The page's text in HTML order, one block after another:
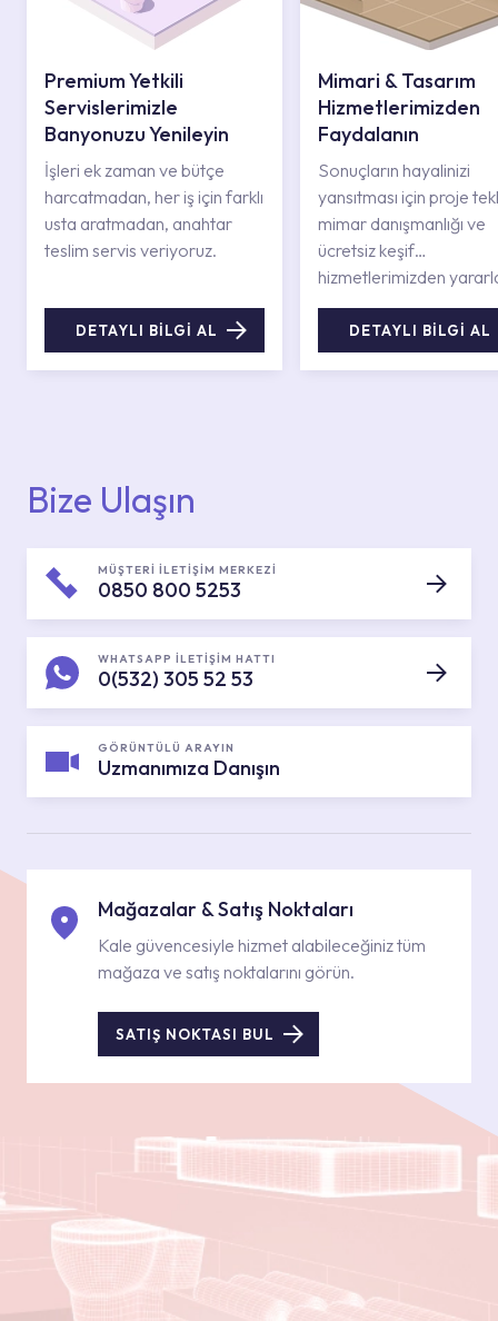
Premium Yetkili
Servislerimizle
Banyonuzu Yenileyin
İşleri ek zaman ve bütçe
harcatmadan, her iş için farklı
usta aratmadan, anahtar
teslim servis veriyoruz.
DETAYLI BİLGİ AL
Mimari & Tasarım
Hizmetlerimizden
Faydalanın
Sonuçların hayalinizi
yansıtması için proje
mimar danışmanlığı ve
ücretsiz keşif
hizmetlerimizden
DETAYLI BİLGİ AL
Bize Ulaşın
MÜŞTERİ İLETİŞİM MERKEZİ
0850 800 5253
WHATSAPP İLETİŞİM HATTI
0(532) 305 52 53
GÖRÜNTÜLÜ ARAYIN
Uzmanımıza Danışın
Mağazalar & Satış Noktaları
Kale güvencesiyle hizmet alabileceğiniz tüm
mağaza ve satış noktalarını görün.
SATIŞ NOKTASI BUL